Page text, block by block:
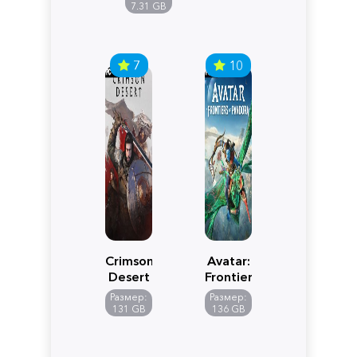
Edition
7.31 GB
7
Crimson
Desert
Размер:
131 GB
10
Avatar:
Frontiers
of
Pandora
Размер:
136 GB